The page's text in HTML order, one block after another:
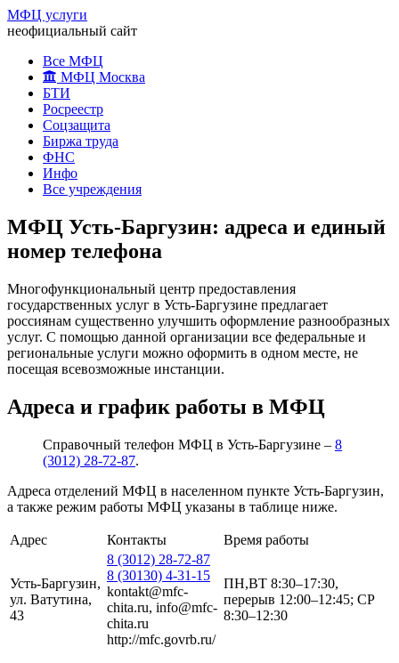
МФЦ услуги
неофициальный сайт
Все МФЦ
МФЦ Москва
БТИ
Росреестр
Соцзащита
Биржа труда
ФНС
Инфо
Все учреждения
МФЦ Усть-Баргузин: адреса и единый
номер телефона
Многофункциональный центр предоставления
государственных услуг в Усть-Баргузине предлагает
россиянам существенно улучшить оформление разнообразных
услуг. С помощью данной организации все федеральные и
региональные услуги можно оформить в одном месте, не
посещая всевозможные инстанции.
Адреса и график работы в МФЦ
Справочный телефон МФЦ в Усть-Баргузине – 8
(3012) 28-72-87.
Адреса отделений МФЦ в населенном пункте Усть-Баргузин,
а также режим работы МФЦ указаны в таблице ниже.
Адрес Контакты Время работы
Усть-Баргузин,
ул. Ватутина,
43
8 (3012) 28-72-87
8 (30130) 4-31-15
kontakt@mfc-
chita.ru, info@mfc-
chita.ru
http://mfc.govrb.ru/
ПН,ВТ 8:30–17:30,
перерыв 12:00–12:45; СР
8:30–12:30